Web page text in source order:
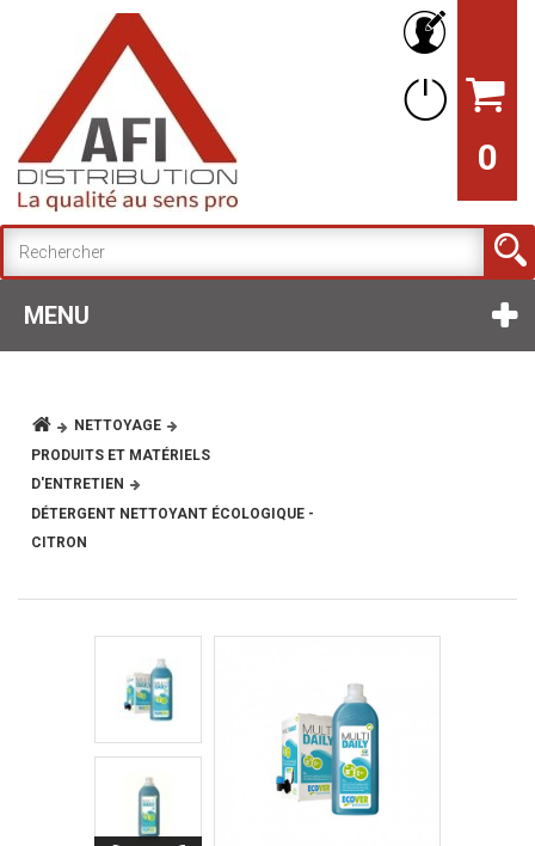
0
MENU
NETTOYAGE
PRODUITS ET MATÉRIELS
D'ENTRETIEN
DÉTERGENT NETTOYANT ÉCOLOGIQUE -
CITRON